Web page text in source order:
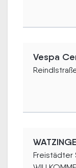
Vespa
Freistädter